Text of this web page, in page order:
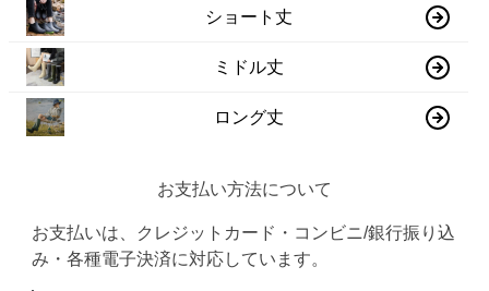
ショート丈
ミドル丈
ロング丈
お支払い方法について
お支払いは、クレジットカード・コンビニ/銀行振り込
み・各種電子決済に対応しています。